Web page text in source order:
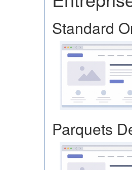
Standard
Parquets